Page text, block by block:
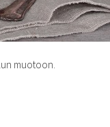
muotoon.